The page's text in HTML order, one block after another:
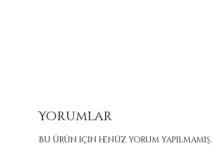
Yorumlar
Bu ürün için henüz yorum yapılmamış.